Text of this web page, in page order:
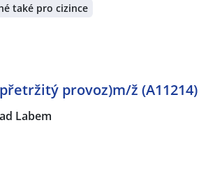
také pro cizince
provoz)m/ž (A11214)
Labem